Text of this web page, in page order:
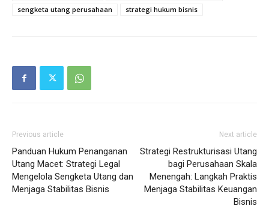
sengketa utang perusahaan
strategi hukum bisnis
Previous article
Panduan Hukum Penanganan
Utang Macet: Strategi Legal
Mengelola Sengketa Utang dan
Menjaga Stabilitas Bisnis
Next article
Strategi Restrukturisasi Utang
bagi Perusahaan Skala
Menengah: Langkah Praktis
Menjaga Stabilitas Keuangan
Bisnis